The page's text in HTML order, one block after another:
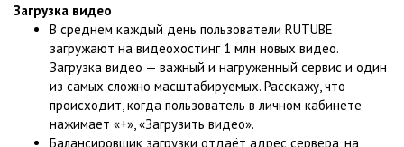
Загрузка видео
В среднем каждый день пользователи RUTUBE
загружают на видеохостинг 1 млн новых видео.
Загрузка видео — важный и нагруженный сервис и один
из самых сложно масштабируемых. Расскажу, что
происходит, когда пользователь в личном кабинете
нажимает «+», «Загрузить видео».
Балансировщик загрузки отдаёт адрес сервера, на